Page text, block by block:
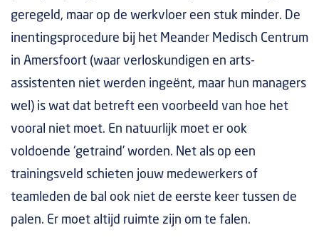
geregeld, maar op de werkvloer een stuk minder. De
inentingsprocedure bij het Meander Medisch Centrum
in Amersfoort (waar verloskundigen en arts-
assistenten niet werden ingeënt, maar hun managers
wel) is wat dat betreft een voorbeeld van hoe het
vooral niet moet. En natuurlijk moet er ook
voldoende ‘getraind’ worden. Net als op een
trainingsveld schieten jouw medewerkers of
teamleden de bal ook niet de eerste keer tussen de
palen. Er moet altijd ruimte zijn om te falen.